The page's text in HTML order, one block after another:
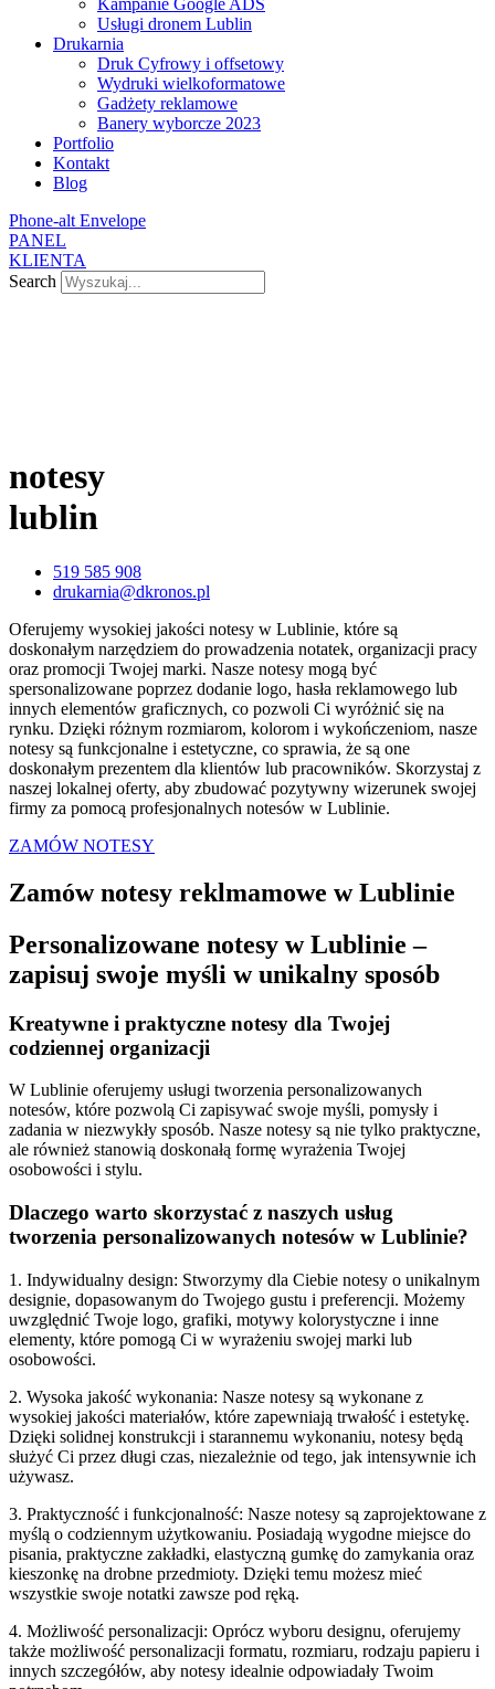
Kampanie Google ADS
Usługi dronem Lublin
Drukarnia
Druk Cyfrowy i offsetowy
Wydruki wielkoformatowe
Gadżety reklamowe
Banery wyborcze 2023
Portfolio
Kontakt
Blog
Phone-alt Envelope
PANEL
KLIENTA
Search
notesy
lublin
519 585 908
drukarnia@dkronos.pl
Oferujemy wysokiej jakości notesy w Lublinie, które są
doskonałym narzędziem do prowadzenia notatek, organizacji pracy
oraz promocji Twojej marki. Nasze notesy mogą być
spersonalizowane poprzez dodanie logo, hasła reklamowego lub
innych elementów graficznych, co pozwoli Ci wyróżnić się na
rynku. Dzięki różnym rozmiarom, kolorom i wykończeniom, nasze
notesy są funkcjonalne i estetyczne, co sprawia, że są one
doskonałym prezentem dla klientów lub pracowników. Skorzystaj z
naszej lokalnej oferty, aby zbudować pozytywny wizerunek swojej
firmy za pomocą profesjonalnych notesów w Lublinie.
ZAMÓW NOTESY
Zamów notesy reklmamowe w Lublinie
Personalizowane notesy w Lublinie –
zapisuj swoje myśli w unikalny sposób
Kreatywne i praktyczne notesy dla Twojej
codziennej organizacji
W Lublinie oferujemy usługi tworzenia personalizowanych
notesów, które pozwolą Ci zapisywać swoje myśli, pomysły i
zadania w niezwykły sposób. Nasze notesy są nie tylko praktyczne,
ale również stanowią doskonałą formę wyrażenia Twojej
osobowości i stylu.
Dlaczego warto skorzystać z naszych usług
tworzenia personalizowanych notesów w Lublinie?
1. Indywidualny design: Stworzymy dla Ciebie notesy o unikalnym
designie, dopasowanym do Twojego gustu i preferencji. Możemy
uwzględnić Twoje logo, grafiki, motywy kolorystyczne i inne
elementy, które pomogą Ci w wyrażeniu swojej marki lub
osobowości.
2. Wysoka jakość wykonania: Nasze notesy są wykonane z
wysokiej jakości materiałów, które zapewniają trwałość i estetykę.
Dzięki solidnej konstrukcji i starannemu wykonaniu, notesy będą
służyć Ci przez długi czas, niezależnie od tego, jak intensywnie ich
używasz.
3. Praktyczność i funkcjonalność: Nasze notesy są zaprojektowane z
myślą o codziennym użytkowaniu. Posiadają wygodne miejsce do
pisania, praktyczne zakładki, elastyczną gumkę do zamykania oraz
kieszonkę na drobne przedmioty. Dzięki temu możesz mieć
wszystkie swoje notatki zawsze pod ręką.
4. Możliwość personalizacji: Oprócz wyboru designu, oferujemy
także możliwość personalizacji formatu, rozmiaru, rodzaju papieru i
innych szczegółów, aby notesy idealnie odpowiadały Twoim